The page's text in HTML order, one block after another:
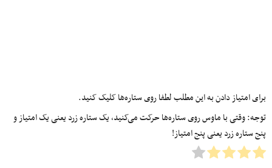
برای امتیاز دادن به این مطلب لطفا روی ستاره‌ها کلیک کنید.
توجه: وقتی با ماوس روی ستاره‌ها حرکت می‌کنید، یک ستاره زرد یعنی یک امتیاز و
پنج ستاره زرد یعنی پنج امتیاز!